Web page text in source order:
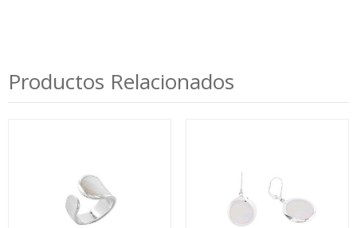
Productos Relacionados